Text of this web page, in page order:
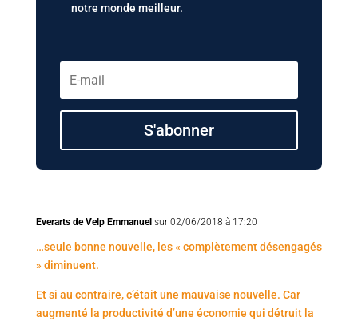
notre monde meilleur.
S'abonner
Everarts de Velp Emmanuel sur 02/06/2018 à 17:20
…seule bonne nouvelle, les « complètement désengagés
» diminuent.
Et si au contraire, c’était une mauvaise nouvelle. Car
augmenté la productivité d’une économie qui détruit la